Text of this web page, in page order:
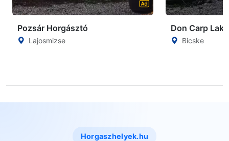
Pozsár Horgásztó
Lajosmizse
Don Carp Lake
Bicske
Horgaszhelyek.hu